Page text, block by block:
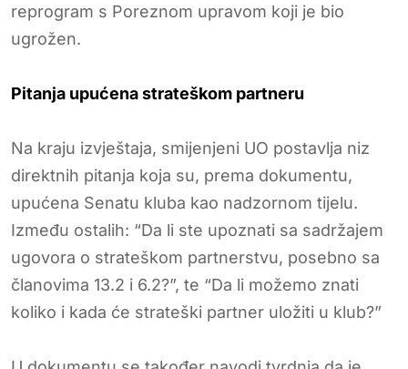
reprogram s Poreznom upravom koji je bio
ugrožen.
Pitanja upućena strateškom partneru
Na kraju izvještaja, smijenjeni UO postavlja niz
direktnih pitanja koja su, prema dokumentu,
upućena Senatu kluba kao nadzornom tijelu.
Između ostalih: “Da li ste upoznati sa sadržajem
ugovora o strateškom partnerstvu, posebno sa
članovima 13.2 i 6.2?”, te “Da li možemo znati
koliko i kada će strateški partner uložiti u klub?”